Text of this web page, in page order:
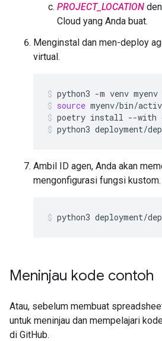
PROJECT_LOCATION
Cloud yang Anda buat.
Menginstal dan men-deploy
virtual.
python3 -m venv myenv
source myenv/bin/
poetry install --with
python3 deployment/
Ambil ID agen, Anda akan
mengonfigurasi fungsi kustom.
python3 deployment/
Meninjau kode contoh
Atau, sebelum membuat
untuk meninjau dan mempelajari
di GitHub.